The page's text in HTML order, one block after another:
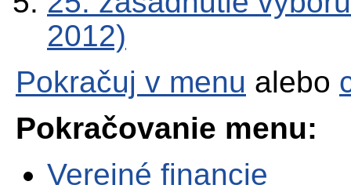
2012)
Pokračuj v menu alebo
Pokračovanie menu:
Verejné financie